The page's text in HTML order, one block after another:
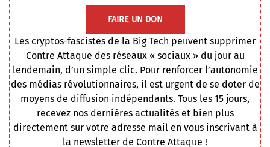
FAIRE UN DON
Les cryptos-fascistes de la Big Tech peuvent supprimer
Contre Attaque des réseaux « sociaux » du jour au
lendemain, d’un simple clic. Pour renforcer l’autonomie
des médias révolutionnaires, il est urgent de se doter de
moyens de diffusion indépendants. Tous les 15 jours,
recevez nos dernières actualités et bien plus
directement sur votre adresse mail en vous inscrivant à
la newsletter de Contre Attaque !